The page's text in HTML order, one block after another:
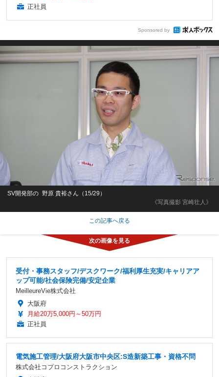
正社員
Sponsored by
《写真撮影 宮崎壮人》
SV開発部の 野原 貴裕さん（15/29）
この記事へ戻る
受付・事務スタッフ/デスクワーク/福利厚生充実/キャリアア
ップ可能/社会保険完備/安定企業
MeilleureVie株式会社
大阪府
月給20万5,000円～50万円
正社員
電気施工管理/大阪府大阪市中央区:S造新築工事・資格不問
株式会社コプロコンストラクション